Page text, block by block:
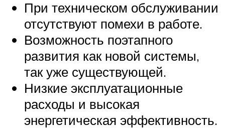
При техническом обслуживании
отсутствуют помехи в работе.
Возможность поэтапного
развития как новой системы,
так уже существующей.
Низкие эксплуатационные
расходы и высокая
энергетическая эффективность.